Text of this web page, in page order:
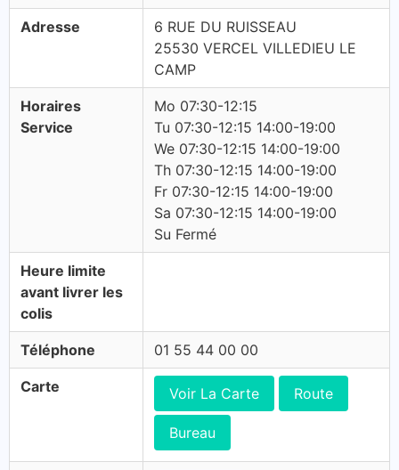
Adresse
6 RUE DU RUISSEAU
25530 VERCEL VILLEDIEU LE
CAMP
Horaires
Service
Mo 07:30-12:15
Tu 07:30-12:15 14:00-19:00
We 07:30-12:15 14:00-19:00
Th 07:30-12:15 14:00-19:00
Fr 07:30-12:15 14:00-19:00
Sa 07:30-12:15 14:00-19:00
Su Fermé
Heure limite
avant livrer les
colis
Téléphone 01 55 44 00 00
Carte Voir La Carte Route
Bureau